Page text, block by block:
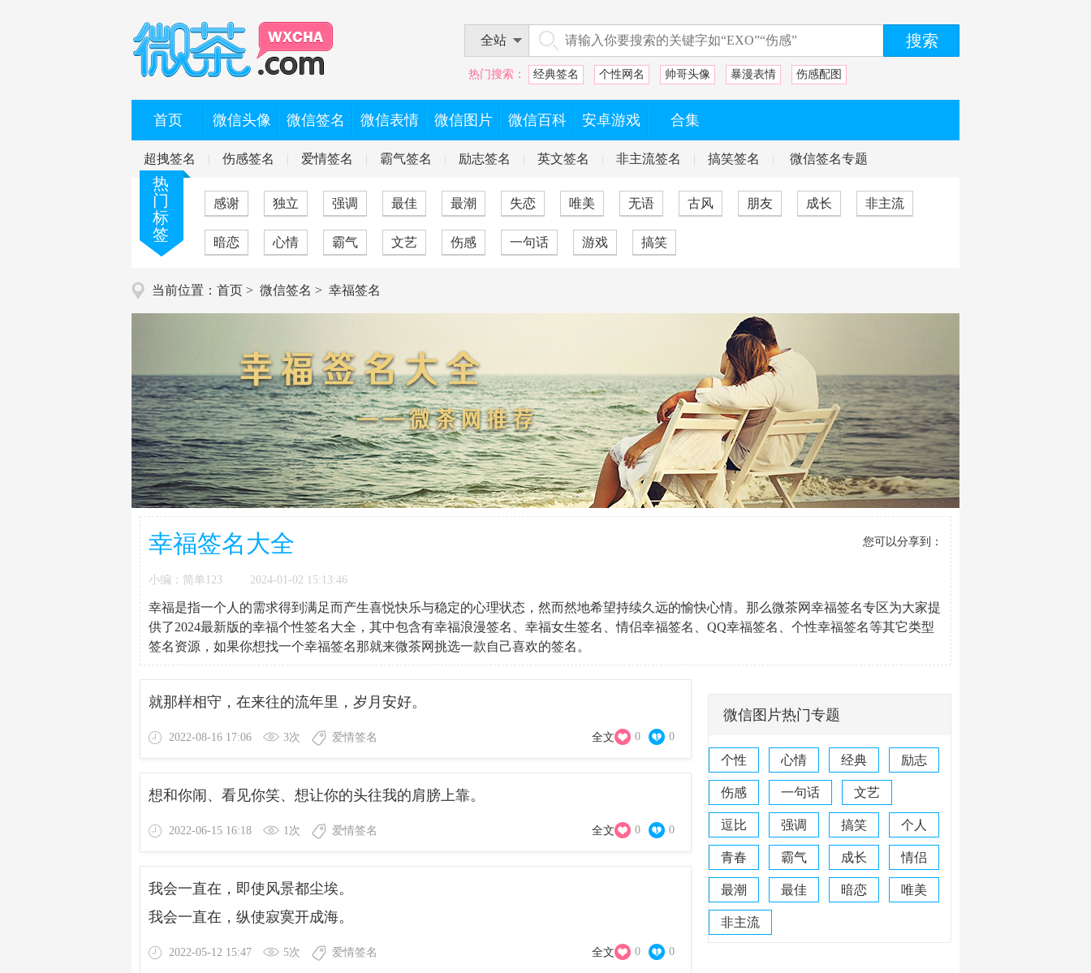
全站
热门搜索： 经典签名 个性网名 帅哥头像 暴漫表情 伤感配图
首页 微信头像 微信签名 微信表情 微信图片 微信百科 安卓游戏 合集
超拽签名 伤感签名 爱情签名 霸气签名 励志签名 英文签名 非主流签名 搞笑签名 微信签名专题
热
门
标
签
感谢 独立 强调 最佳 最潮 失恋 唯美 无语 古风 朋友 成长 非主流
暗恋 心情 霸气 文艺 伤感 一句话 游戏 搞笑
当前位置 ： 首页 > 微信签名 > 幸福签名
您可以分享到：
幸福签名大全
小编：简单123 2024-01-02 15:13:46
幸福是指一个人的需求得到满足而产生喜悦快乐与稳定的心理状态，然而然地希望持续久远的愉快心情。那么微茶网幸福签名专区为大家提
供了2024最新版的幸福个性签名大全，其中包含有幸福浪漫签名、幸福女生签名、情侣幸福签名、QQ幸福签名、个性幸福签名等其它类型
签名资源，如果你想找一个幸福签名那就来微茶网挑选一款自己喜欢的签名。
就那样相守，在来往的流年里，岁月安好。
0
0
全文
2022-08-16 17:06 3次 爱情签名
想和你闹、看见你笑、想让你的头往我的肩膀上靠。
0
0
全文
2022-06-15 16:18 1次 爱情签名
我会一直在，即使风景都尘埃。
我会一直在，纵使寂寞开成海。
0
0
全文
2022-05-12 15:47 5次 爱情签名
微信图片热门专题
个性 心情 经典 励志
伤感 一句话 文艺
逗比 强调 搞笑 个人
青春 霸气 成长 情侣
最潮 最佳 暗恋 唯美
非主流